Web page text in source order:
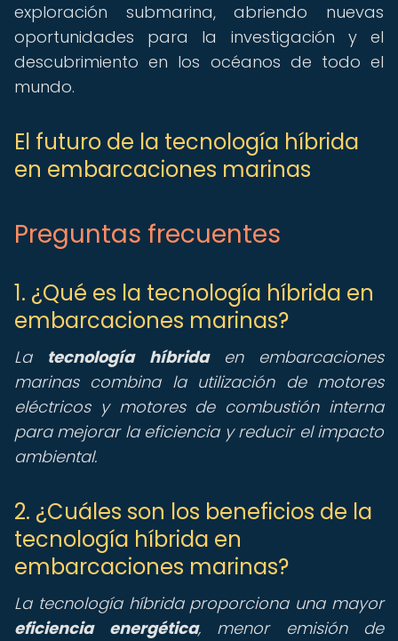
exploración submarina, abriendo nuevas
oportunidades para la investigación y el
descubrimiento en los océanos de todo el
mundo.
El futuro de la tecnología híbrida
en embarcaciones marinas
Preguntas frecuentes
1. ¿Qué es la tecnología híbrida en
embarcaciones marinas?
La tecnología híbridaen embarcaciones
marinas combina la utilización de motores
eléctricos y motores de combustión interna
para mejorar la eficiencia y reducir el impacto
ambiental.
2. ¿Cuáles son los beneficios de la
tecnología híbrida en
embarcaciones marinas?
La tecnología híbrida proporciona una mayor
eficiencia energética, menor emisión de